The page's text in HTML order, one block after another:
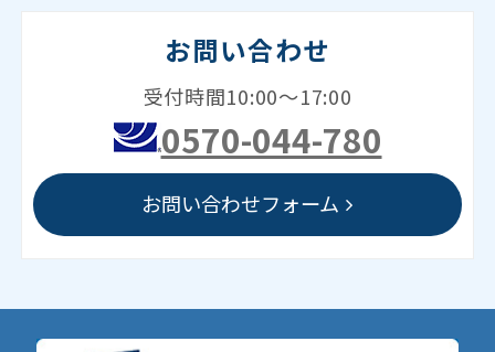
お問い合わせ
受付時間10:00～17:00
0570-044-780
お問い合わせフォーム